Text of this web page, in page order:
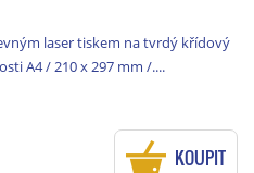
laser tiskem na tvrdý křídový
A4 / 210 x 297 mm /....
KOUPIT